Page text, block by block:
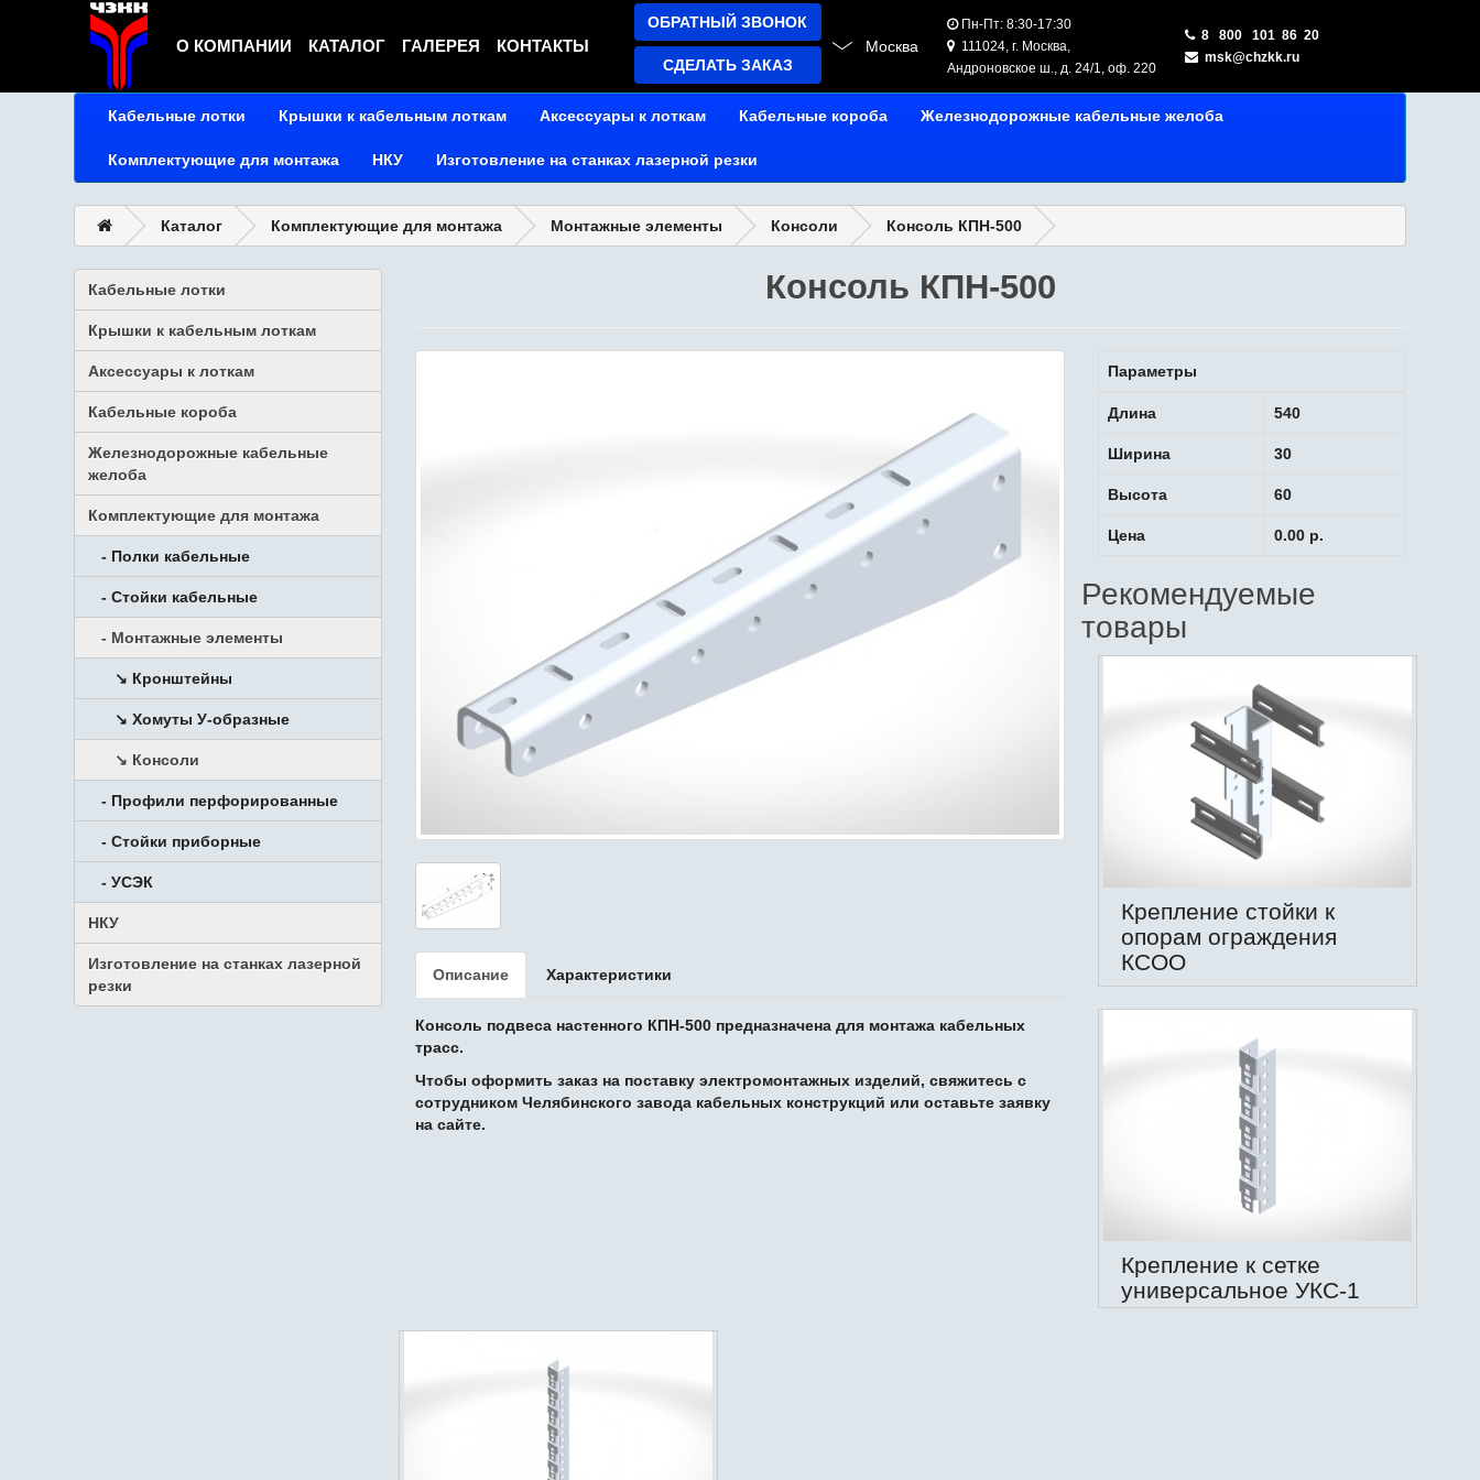
О КОМПАНИИ КАТАЛОГ ГАЛЕРЕЯ КОНТАКТЫ
ОБРАТНЫЙ ЗВОНОК
СДЕЛАТЬ ЗАКАЗ
Москва
Пн-Пт: 8:30-17:30
111024, г. Москва,
Андроновское ш., д. 24/1, оф. 220
8 800 101 86 20
msk@chzkk.ru
Кабельные лотки Крышки к кабельным лоткам Аксессуары к лоткам Кабельные короба Железнодорожные кабельные желоба
Комплектующие для монтажа НКУ Изготовление на станках лазерной резки
Каталог Комплектующие для монтажа Монтажные элементы Консоли Консоль КПН-500
Кабельные лотки
Крышки к кабельным лоткам
Аксессуары к лоткам
Кабельные короба
Железнодорожные кабельные
желоба
Комплектующие для монтажа
- Полки кабельные
- Стойки кабельные
- Монтажные элементы
↘ Кронштейны
↘ Хомуты У-образные
↘ Консоли
- Профили перфорированные
- Стойки приборные
- УСЭК
НКУ
Изготовление на станках лазерной
резки
Консоль КПН-500
Описание Характеристики
Консоль подвеса настенного КПН-500 предназначена для монтажа кабельных
трасс.
Чтобы оформить заказ на поставку электромонтажных изделий, свяжитесь с
сотрудником Челябинского завода кабельных конструкций или оставьте заявку
на сайте.
Параметры
Длина 540
Ширина 30
Высота 60
Цена 0.00 р.
Рекомендуемые
товары
Крепление стойки к
опорам ограждения
КСОО
Крепление к сетке
универсальное УКС-1